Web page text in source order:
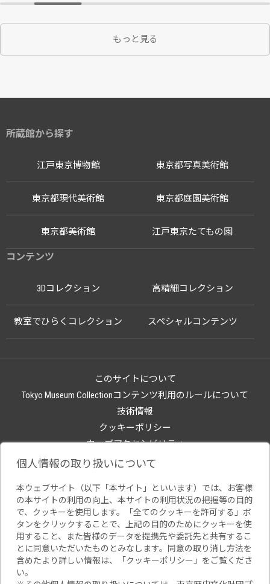
もっと見る
所蔵館から探す
江戸東京博物館
江戸東京たてもの園
東京都写真美術館
東京都現代美術館 東京都庭園美術館
東京都美術館
コンテンツ
3Dコレクション 高精細コレクション
教室でひらくコレクション スペシャルコンテンツ
このサイトについて
Tokyo Museum Collectionコンテンツ利用のルールについて
技術情報
クッキーポリシー
ウェブアクセシビリティ
関連サイト
個人情報の取り扱いについて
本ウェブサイト（以下「本サイト」といいます）では、お客様
の本サイトの利用の向上、本サイトの利用状況の把握等の目的
で、クッキーを使用します。「全てのクッキーを許可する」ボ
タンをクリックすることで、上記の目的のためにクッキーを使
用すること、また皆様のデータを提携先や委託先と共有するこ
とに同意いただいたものとみなします。同意の取り消し方法を
含めたより詳しい情報は、「 クッキーポリシー 」をご覧くださ
い。